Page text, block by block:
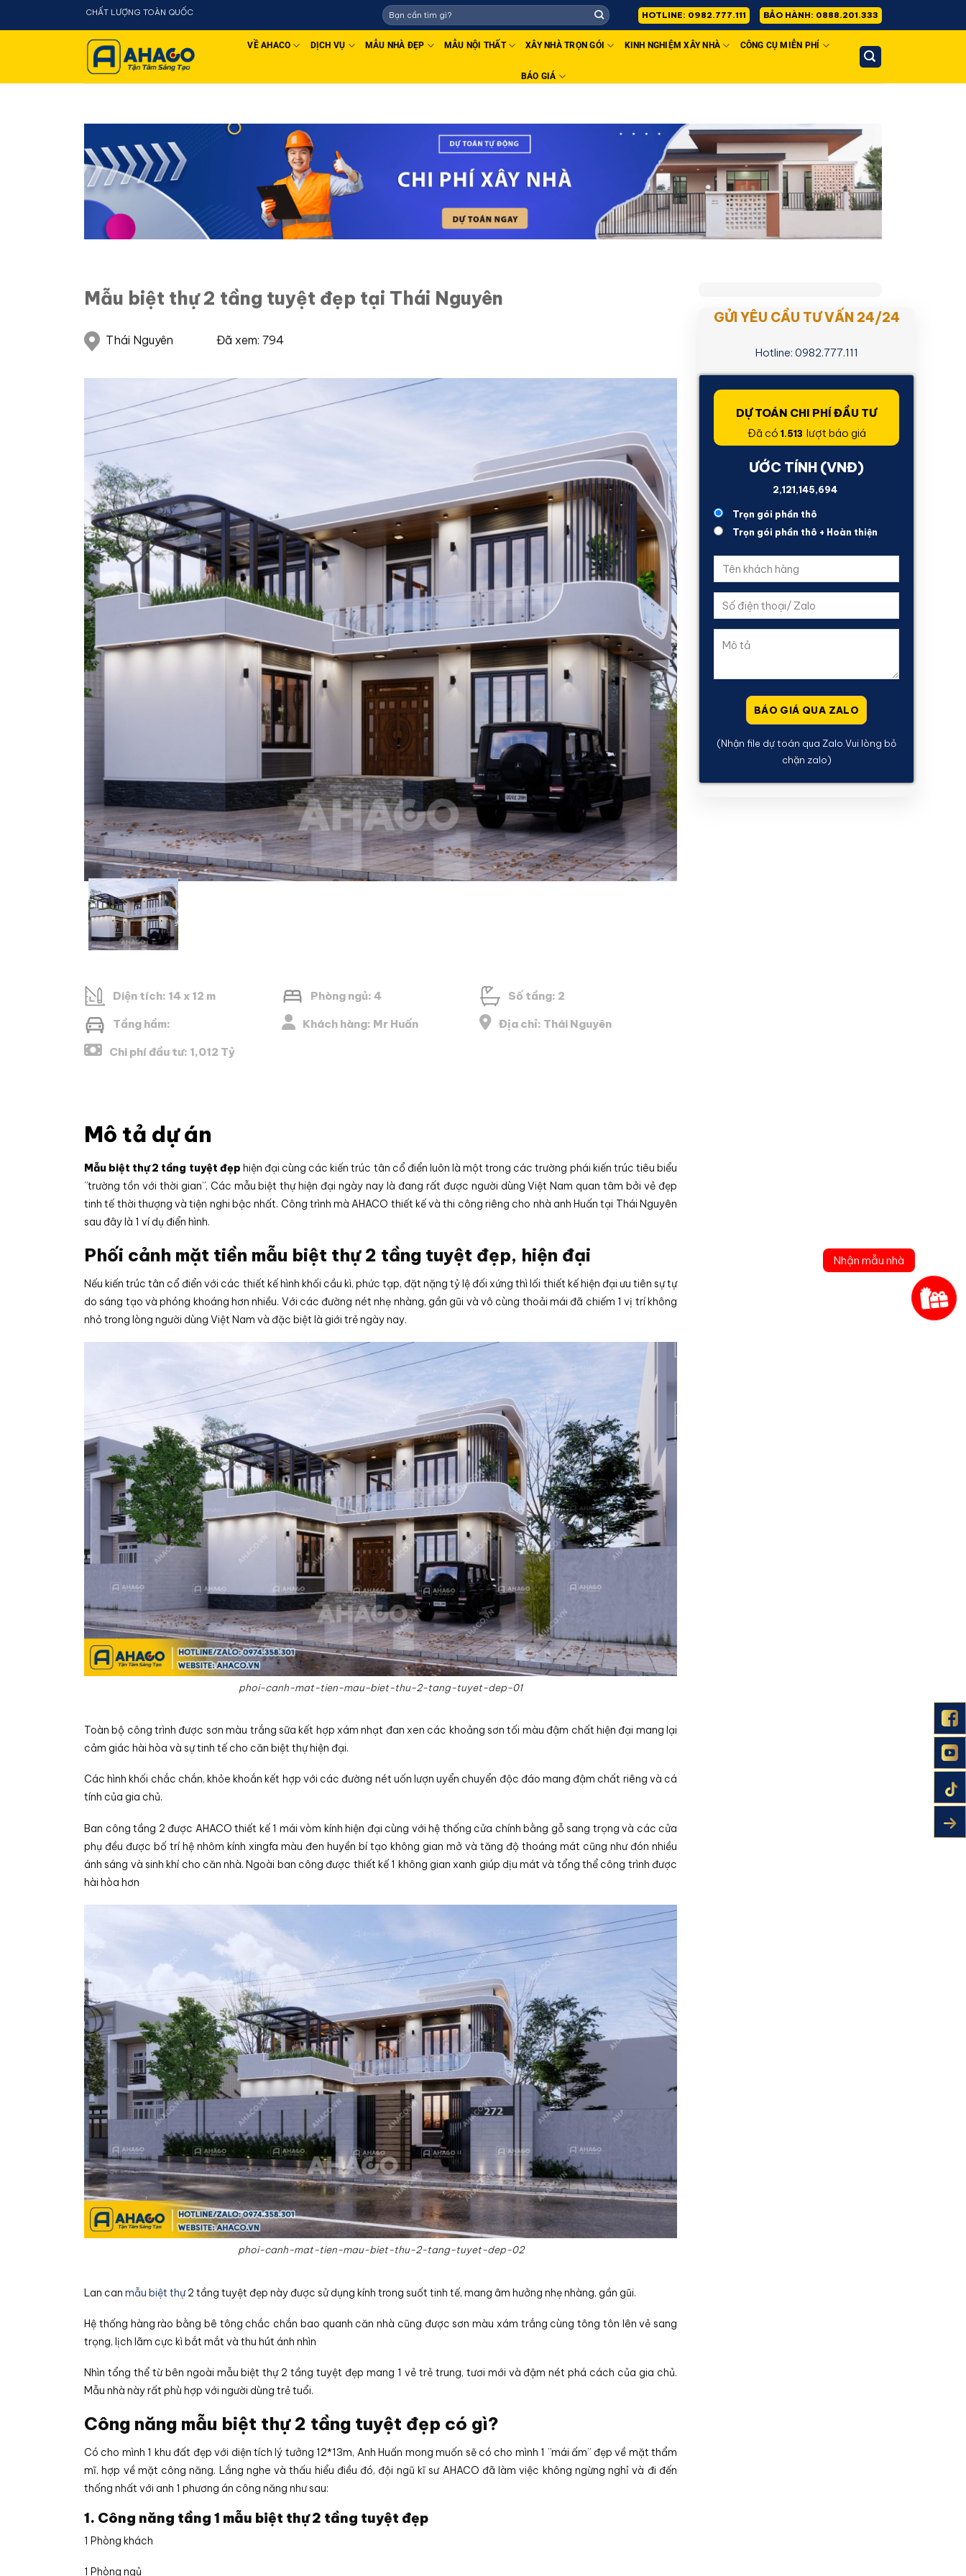
Nhận mẫu nhà
LƯỢNG TOÀN QUỐC HOTLINE: 0982.777.111 BẢO HÀNH: 0888.201.333
VỀ AHACO DỊCH VỤ MẪU NHÀ ĐẸP MẪU NỘI THẤT XÂY NHÀ TRỌN GÓI KINH NGHIỆM XÂY NHÀ CÔNG CỤ MIỄN PHÍ
BÁO GIÁ
Mẫu biệt thự 2 tầng tuyệt đẹp tại Thái Nguyên
Thái Nguyên Đã xem: 794
Diện tích: 14 x 12 m Phòng ngủ: 4 Số tầng: 2
Tầng hầm: Khách hàng: Mr Huấn Địa chỉ: Thái Nguyên
Chi phí đầu tư: 1,012 Tỷ
Mô tả dự án
Mẫu biệt thự 2 tầng tuyệt đẹp hiện đại cùng các kiến trúc tân cổ điển luôn là một trong các trường phái kiến trúc tiêu biểu
”trường tồn với thời gian”, Các mẫu biệt thự hiện đại ngày nay là đang rất được người dùng Việt Nam quan tâm bởi vẻ đẹp
tinh tế thời thượng và tiện nghi bậc nhất. Công trình mà AHACO thiết kế và thi công riêng cho nhà anh Huấn tại Thái Nguyên
sau đây là 1 ví dụ điển hình.
Phối cảnh mặt tiền mẫu biệt thự 2 tầng tuyệt đẹp, hiện đại
Nếu kiến trúc tân cổ điển với các thiết kế hình khối cầu kì, phức tạp, đặt nặng tỷ lệ đối xứng thì lối thiết kế hiện đại ưu tiên sự tự
do sáng tạo và phóng khoáng hơn nhiều. Với các đường nét nhẹ nhàng, gần gũi và vô cùng thoải mái đã chiếm 1 vị trí không
nhỏ trong lòng người dùng Việt Nam và đặc biệt là giới trẻ ngày nay.
phoi-canh-mat-tien-mau-biet-thu-2-tang-tuyet-dep-01
Toàn bộ công trình được sơn màu trắng sữa kết hợp xám nhạt đan xen các khoảng sơn tối màu đậm chất hiện đại mang lại
cảm giác hài hòa và sự tinh tế cho căn biệt thự hiện đại.
Các hình khối chắc chắn, khỏe khoắn kết hợp với các đường nét uốn lượn uyển chuyển độc đáo mang đậm chất riêng và cá
tính của gia chủ.
Ban công tầng 2 được AHACO thiết kế 1 mái vòm kính hiện đại cùng với hệ thống cửa chính bằng gỗ sang trọng và các cửa
phụ đều được bố trí hệ nhôm kính xingfa màu đen huyền bí tạo không gian mở và tăng độ thoáng mát cũng như đón nhiều
ánh sáng và sinh khí cho căn nhà. Ngoài ban công được thiết kế 1 không gian xanh giúp dịu mát và tổng thể công trình được
hài hòa hơn
phoi-canh-mat-tien-mau-biet-thu-2-tang-tuyet-dep-02
Lan can mẫu biệt thự2 tầng tuyệt đẹp này được sử dụng kính trong suốt tinh tế, mang âm hưởng nhẹ nhàng, gần gũi.
Hệ thống hàng rào bằng bê tông chắc chắn bao quanh căn nhà cũng được sơn màu xám trắng cùng tông tôn lên vẻ sang
trọng, lịch lãm cực kì bắt mắt và thu hút ánh nhìn
Nhìn tổng thể từ bên ngoài mẫu biệt thự 2 tầng tuyệt đẹp mang 1 vẻ trẻ trung, tươi mới và đậm nét phá cách của gia chủ.
Mẫu nhà này rất phù hợp với người dùng trẻ tuổi.
Công năng mẫu biệt thự 2 tầng tuyệt đẹp có gì?
Có cho mình 1 khu đất đẹp với diện tích lý tưởng 12*13m, Anh Huấn mong muốn sẽ có cho mình 1 ”mái ấm” đẹp về mặt thẩm
mĩ, hợp về mặt công năng. Lắng nghe và thấu hiểu điều đó, đội ngũ kĩ sư AHACO đã làm việc không ngừng nghỉ và đi đến
thống nhất với anh 1 phương án công năng như sau:
1. Công năng tầng 1 mẫu biệt thự 2 tầng tuyệt đẹp
1 Phòng khách
1 Phòng ngủ
GỬI YÊU CẦU TƯ VẤN 24/24
Hotline: 0982.777.111
DỰ TOÁN CHI PHÍ ĐẦU TƯ
Đã có 1.513 lượt báo giá
ƯỚC TÍNH (VNĐ)
1,819,325,756
Trọn gói phần thô
Trọn gói phần thô + Hoàn thiện
(Nhận file dự toán qua Zalo.Vui lòng bỏ
chặn zalo)